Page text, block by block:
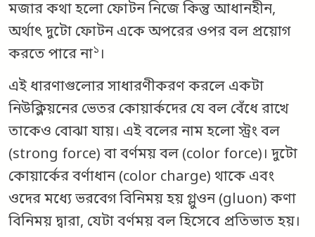
মজার কথা হলো ফোটন নিজে কিন্তু আধানহীন,
অর্থাৎ দুটো ফোটন একে অপরের ওপর বল প্রয়োগ
করতে পারে না১ ।
এই ধারণাগুলোর সাধারণীকরণ করলে একটা
নিউক্লিয়নের ভেতর কোয়ার্কদের যে বল বেঁধে রাখে
তাকেও বোঝা যায়। এই বলের নাম হলো স্ট্রং বল
(strong force) বা বর্ণময় বল (color force)। দুটো
কোয়ার্কের বর্ণাধান (color charge) থাকে এবং
ওদের মধ্যে ভরবেগ বিনিময় হয় গ্লুওন (gluon) কণা
বিনিময় দ্বারা, যেটা বর্ণময় বল হিসেবে প্রতিভাত হয়।